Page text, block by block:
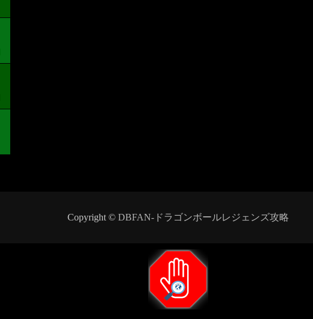
Copyright © DBFAN-ドラゴンボールレジェンズ攻略